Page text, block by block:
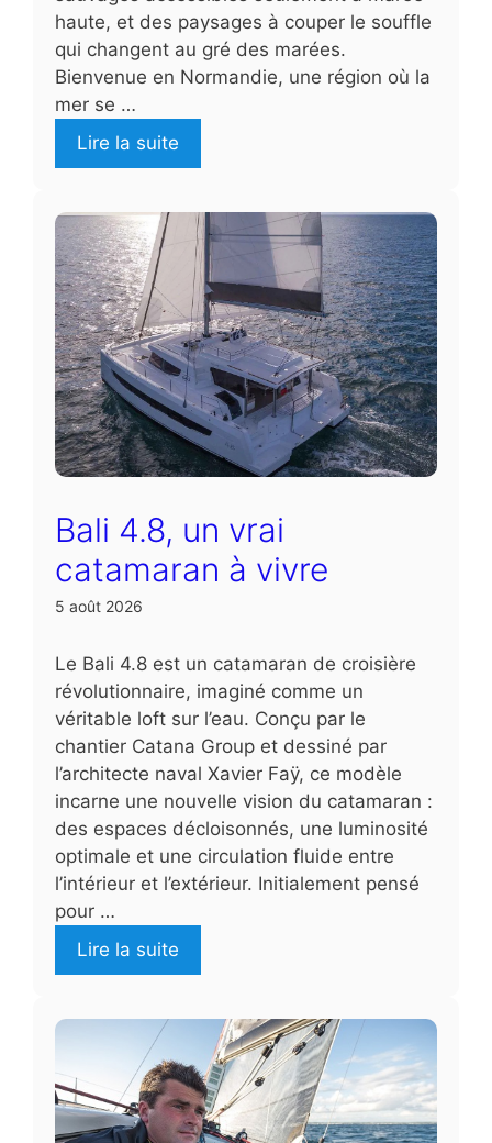
haute, et des paysages à couper le souffle
qui changent au gré des marées.
Bienvenue en Normandie, une région où la
mer se …
Lire la suite
Bali 4.8, un vrai
catamaran à vivre
5 août 2026
Le Bali 4.8 est un catamaran de croisière
révolutionnaire, imaginé comme un
véritable loft sur l’eau. Conçu par le
chantier Catana Group et dessiné par
l’architecte naval Xavier Faÿ, ce modèle
incarne une nouvelle vision du catamaran :
des espaces décloisonnés, une luminosité
optimale et une circulation fluide entre
l’intérieur et l’extérieur. Initialement pensé
pour …
Lire la suite